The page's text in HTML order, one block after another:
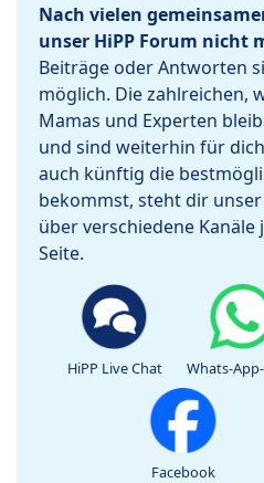
Nach vielen
unser HiPP Forum nicht
Beiträge oder Antworten
möglich. Die zahlreichen,
Mamas und Experten
und sind weiterhin für
auch künftig die
bekommst, steht dir unser
über verschiedene
Seite.
HiPP Live Chat Whats-
Facebook